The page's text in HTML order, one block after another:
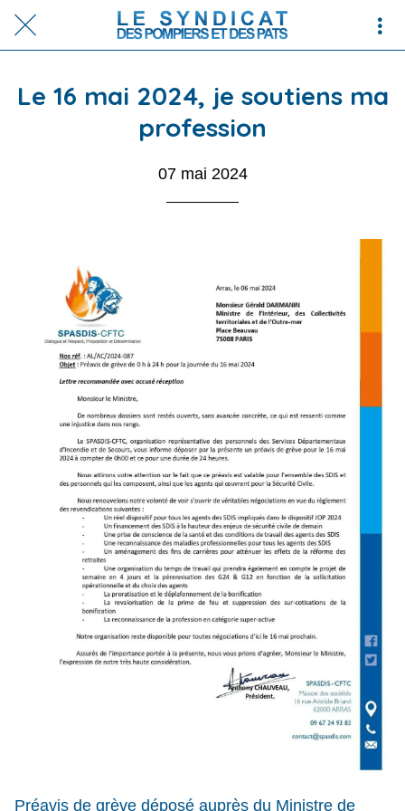
Le 16 mai 2024, je soutiens ma
profession
07 mai 2024
Préavis de grève déposé auprès du Ministre de